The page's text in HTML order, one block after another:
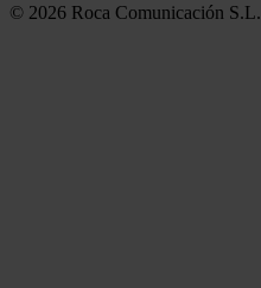
© 2026 Roca Comunicación S.L.